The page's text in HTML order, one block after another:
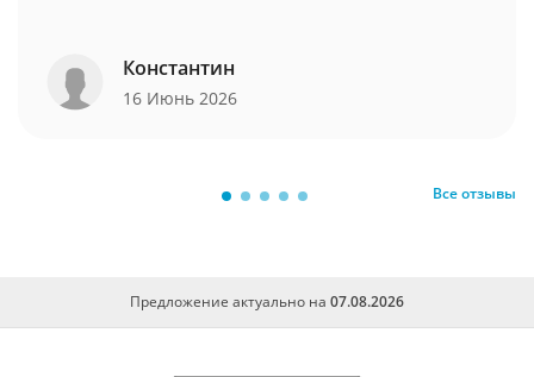
Константин
16 Июнь 2026
Все отзывы
Предложение актуально на 07.08.2026